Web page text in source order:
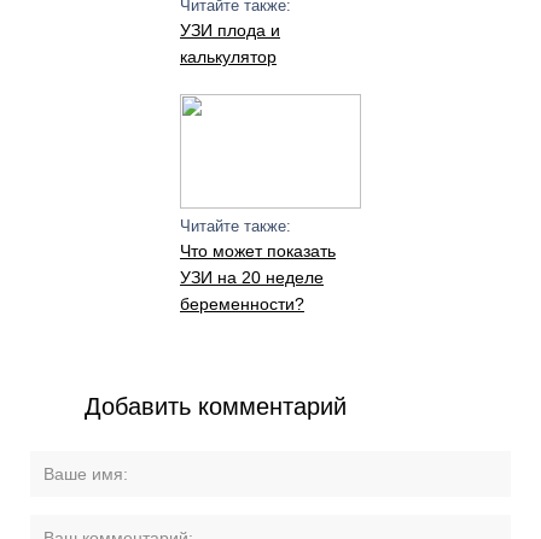
Читайте также:
УЗИ плода и
калькулятор
Читайте также:
Что может показать
УЗИ на 20 неделе
беременности?
Добавить комментарий